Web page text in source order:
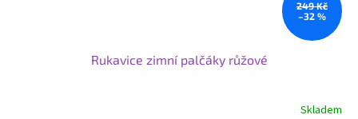
249 Kč
–32 %
Rukavice zimní palčáky růžové
Skladem